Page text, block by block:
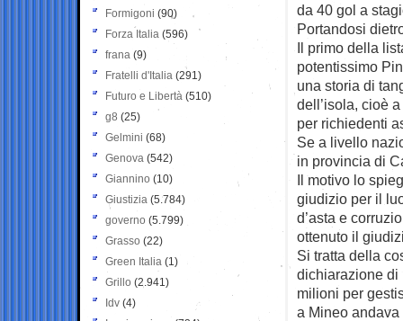
da 40 gol a
Portandosi
Il primo della
potentissimo
una storia di
dell’isola, cioè
per richiedenti
Se a livello
in provincia di
Il motivo lo
giudizio per il
d’asta e
ottenuto il
Si tratta della
dichiarazione di
milioni per
a Mineo
Formigoni (90)
Forza Italia (596)
frana (9)
Fratelli d'Italia (291)
Futuro e Libertà (510)
g8 (25)
Gelmini (68)
Genova (542)
Giannino (10)
Giustizia (5.784)
governo (5.799)
Grasso (22)
Green Italia (1)
Grillo (2.941)
Idv (4)